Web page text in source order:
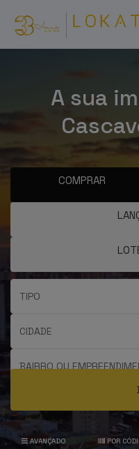
A sua
COMPRAR
TIPO
CIDADE
BAIRRO OU
AVANÇADO POR